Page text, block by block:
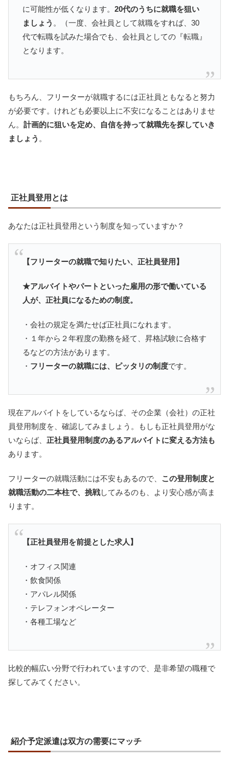
に可能性が低くなります。 20代のうちに就職を狙い
ましょう 。（一度、会社員として就職をすれば、30
代で転職を試みた場合でも、会社員としての『転職』
となります。
もちろん、フリーターが就職するには正社員ともなると努力
が必要です。けれども必要以上に不安になることはありませ
ん。 計画的に狙いを定め、自信を持って就職先を探していき
ましょう 。
正社員登用とは
あなたは正社員登用という制度を知っていますか？
【フリーターの就職で知りたい、正社員登用】
★アルバイトやパートといった雇用の形で働いている
人が、正社員になるための制度。
・会社の規定を満たせば正社員になれます。
・１年から２年程度の勤務を経て、昇格試験に合格す
るなどの方法があります。
・ フリーターの就職には、ピッタリの制度です。
現在アルバイトをしているならば、その企業（会社）の正社
員登用制度を、確認してみましょう。もしも正社員登用がな
いならば、 正社員登用制度のあるアルバイトに変える方法も
あります。
フリーターの就職活動には不安もあるので、 この登用制度と
就職活動の二本柱で、挑戦してみるのも、より安心感が高ま
ります。
【正社員登用を前提とした求人】
・オフィス関連
・飲食関係
・アパレル関係
・テレフォンオペレーター
・各種工場など
比較的幅広い分野で行われていますので、是非希望の職種で
探してみてください。
紹介予定派遣は双方の需要にマッチ